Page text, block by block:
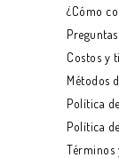
¿Cómo
Costos y
Métodos
Política
Política
Términos